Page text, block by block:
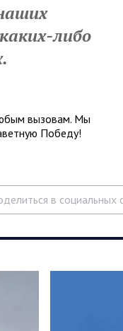
либо
вызовам. Мы
Победу!
в социальных